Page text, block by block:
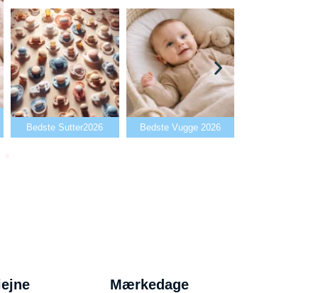
Bedste Sutter2026 Bedste Vugge 2026
Mærkedage